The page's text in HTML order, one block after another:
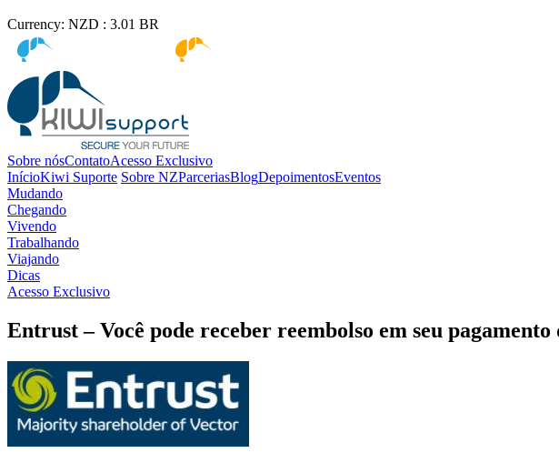
Currency: NZD : 3.01 BR
Sobre nósContatoAcesso Exclusivo
InícioKiwi Suporte Sobre NZParceriasBlogDepoimentosEventos
Mudando
Chegando
Vivendo
Trabalhando
Viajando
Dicas
Acesso Exclusivo
Entrust – Você pode receber reembolso em seu pagamento